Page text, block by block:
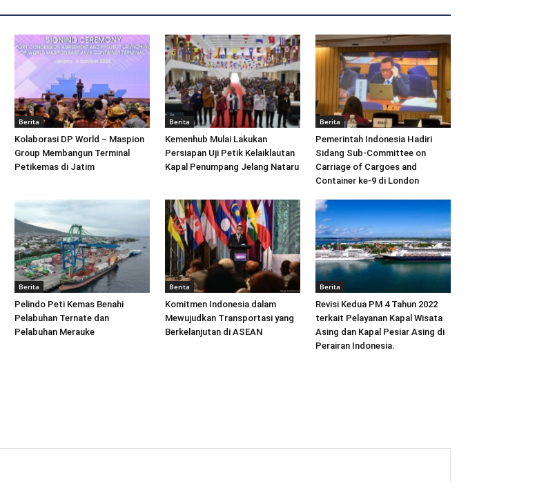
Berita
Kolaborasi DP World – Maspion
Group Membangun Terminal
Petikemas di Jatim
Berita
Kemenhub Mulai Lakukan
Persiapan Uji Petik Kelaiklautan
Kapal Penumpang Jelang Nataru
Berita
Pemerintah Indonesia Hadiri
Sidang Sub-Committee on
Carriage of Cargoes and
Container ke-9 di London
Berita
Pelindo Peti Kemas Benahi
Pelabuhan Ternate dan
Pelabuhan Merauke
Berita
Komitmen Indonesia dalam
Mewujudkan Transportasi yang
Berkelanjutan di ASEAN
Berita
Revisi Kedua PM 4 Tahun 2022
terkait Pelayanan Kapal Wisata
Asing dan Kapal Pesiar Asing di
Perairan Indonesia.